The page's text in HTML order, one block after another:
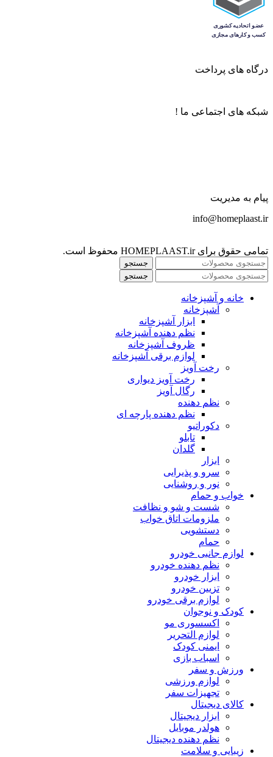
درگاه های پرداخت
شبکه های اجتماعی ما !
پیام به مدیریت
info@homeplaast.ir
تمامی حقوق برای HOMEPLAAST.ir محفوظ است.
جستجو
جستجو
خانه و آشپزخانه
آشپزخانه
ابزار آشپزخانه
نظم دهنده آشپزخانه
ظروف آشپزخانه
لوازم برقی آشپزخانه
رخت آویز
رخت آویز دیواری
رگال آویز
نظم دهنده
نظم دهنده پارچه ای
دکوراتیو
تابلو
گلدان
ابزار
سرو و پذیرایی
نور و روشنایی
خواب و حمام
شست و شو و نظافت
ملزومات اتاق خواب
دستشویی
حمام
لوازم جانبی خودرو
نظم دهنده خودرو
ابزار خودرو
تزیین خودرو
لوازم برقی خودرو
کودک و نوجوان
اکسسوری مو
لوازم التحریر
ایمنی کودک
اسباب بازی
ورزش و سفر
لوازم ورزشی
تجهیزات سفر
کالای دیجیتال
ابزار دیجیتال
هولدر موبایل
نظم دهنده دیجیتال
زیبایی و سلامت